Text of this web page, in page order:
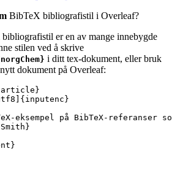
BibTeX bibliografistil i Overleaf?
bibliografistil er en av mange innebygde
stilen ved å skrive
i ditt tex-dokument, eller bruk
dokument på Overleaf:
article }
]{ inputenc }
eksempel på BibTeX-
}